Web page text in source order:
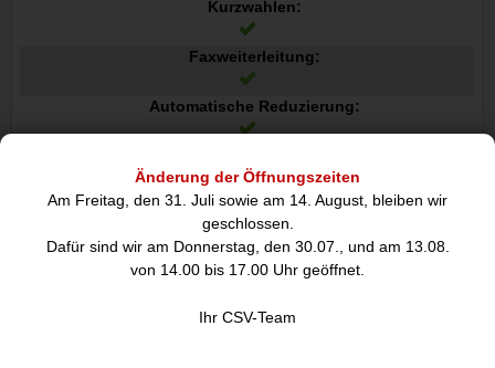
Änderung der Öffnungszeiten
Am Freitag, den 31. Juli sowie am 14. August, bleiben wir
geschlossen.
Dafür sind wir am Donnerstag, den 30.07., und am 13.08.
von 14.00 bis 17.00 Uhr geöffnet.
Ihr CSV-Team
Kurzwahlen:
Faxweiterleitung:
Automatische Reduzierung:
Maximale monatliche Auslastung:
80000 Seiten pro Monat
Drucken